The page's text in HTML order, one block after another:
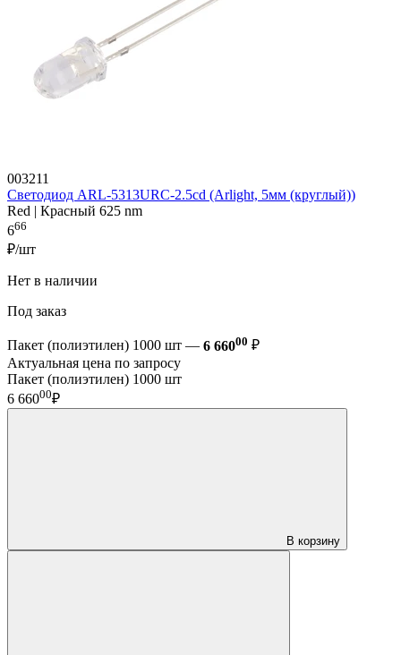
003211
Светодиод ARL-5313URC-2.5cd (Arlight, 5мм (круглый))
Red | Красный 625 nm
666
₽/шт
Нет в наличии
Под заказ
Пакет (полиэтилен) 1000 шт — 6 66000 ₽
Актуальная цена по запросу
Пакет (полиэтилен) 1000 шт
6 66000₽
В корзину